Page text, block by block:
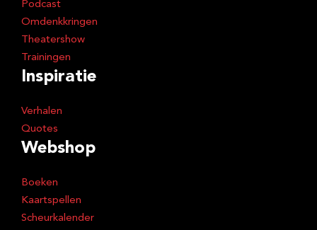
Podcast
Omdenkkringen
Theatershow
Trainingen
Inspiratie
Verhalen
Quotes
Webshop
Boeken
Kaartspellen
Scheurkalender